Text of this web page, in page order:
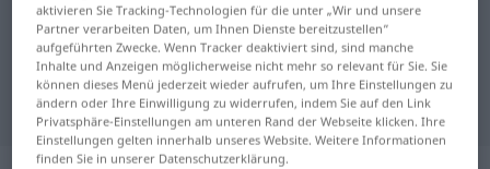
für "Handstreich"
"Handstreich" Französisch
Übersetzung
aktivieren Sie Tracking-Technologien für die unter „Wir und unsere
Partner verarbeiten Daten, um Ihnen Dienste bereitzustellen“
aufgeführten Zwecke. Wenn Tracker deaktiviert sind, sind manche
Inhalte und Anzeigen möglicherweise nicht mehr so relevant für Sie. Sie
können dieses Menü jederzeit wieder aufrufen, um Ihre Einstellungen zu
ändern oder Ihre Einwilligung zu widerrufen, indem Sie auf den Link
Privatsphäre-Einstellungen am unteren Rand der Webseite klicken. Ihre
Einstellungen gelten innerhalb unseres Website. Weitere Informationen
finden Sie in unserer Datenschutzerklärung.